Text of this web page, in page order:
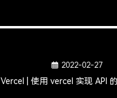
2022-02-27
Vercel | 使用 vercel 实现 API